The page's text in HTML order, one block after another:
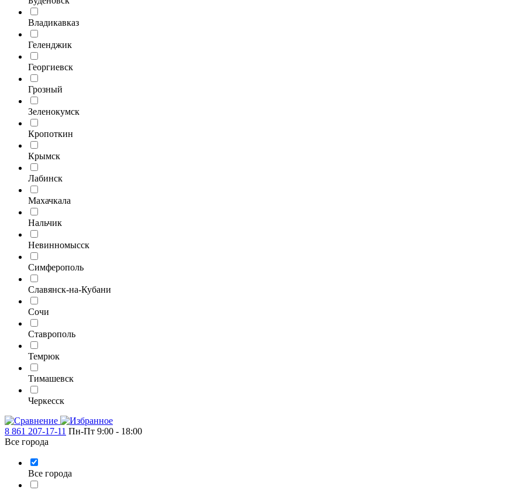
Владикавказ
Геленджик
Георгиевск
Грозный
Зеленокумск
Кропоткин
Крымск
Лабинск
Махачкала
Нальчик
Невинномысск
Симферополь
Славянск-на-Кубани
Сочи
Ставрополь
Темрюк
Тимашевск
Черкесск
8 861 207-17-11 Пн-Пт 9:00 - 18:00
Все города
Все города